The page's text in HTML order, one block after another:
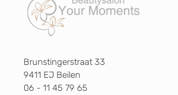
Brunstingerstraat 33
9411 EJ Beilen
06 - 11 45 79 65